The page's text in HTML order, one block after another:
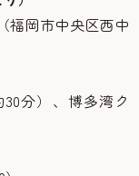
岡市中央区西中
分）、博多湾ク